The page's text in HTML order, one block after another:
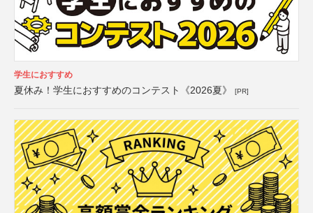
学生におすすめ
夏休み！学生におすすめのコンテスト《2026夏》 [PR]